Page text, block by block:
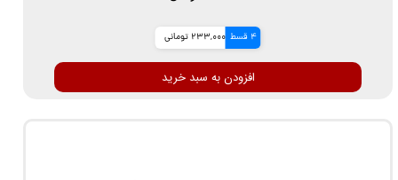
4 قسط 233,000 تومانی
افزودن به سبد خرید